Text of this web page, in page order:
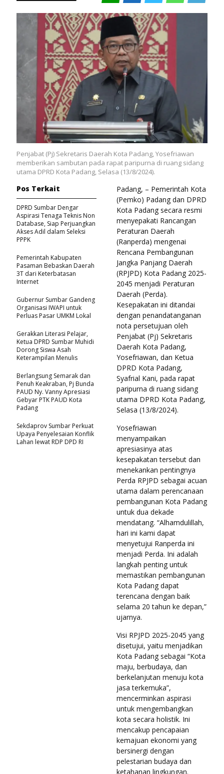
Penjabat (Pj) Sekretaris Daerah Kota Padang, Yosefriawan
memberikan sambutan pada rapat paripurna di ruang sidang
utama DPRD Kota Padang, Selasa (13/8/2024).
Padang, – Pemerintah Kota
(Pemko) Padang dan DPRD
Kota Padang secara resmi
menyepakati Rancangan
Peraturan Daerah
(Ranperda) mengenai
Rencana Pembangunan
Jangka Panjang Daerah
(RPJPD) Kota Padang 2025-
2045 menjadi Peraturan
Daerah (Perda).
Kesepakatan ini ditandai
dengan penandatanganan
nota persetujuan oleh
Penjabat (Pj) Sekretaris
Daerah Kota Padang,
Yosefriawan, dan Ketua
DPRD Kota Padang,
Syafrial Kani, pada rapat
paripurna di ruang sidang
utama DPRD Kota Padang,
Selasa (13/8/2024).
Yosefriawan
menyampaikan
apresiasinya atas
kesepakatan tersebut dan
menekankan pentingnya
Perda RPJPD sebagai acuan
utama dalam perencanaan
pembangunan Kota Padang
untuk dua dekade
mendatang. “Alhamdulillah,
hari ini kami dapat
menyetujui Ranperda ini
menjadi Perda. Ini adalah
langkah penting untuk
memastikan pembangunan
Kota Padang dapat
terencana dengan baik
selama 20 tahun ke depan,”
ujarnya.
Visi RPJPD 2025-2045 yang
disetujui, yaitu menjadikan
Kota Padang sebagai “Kota
maju, berbudaya, dan
berkelanjutan menuju kota
jasa terkemuka”,
mencerminkan aspirasi
untuk mengembangkan
kota secara holistik. Ini
mencakup pencapaian
kemajuan ekonomi yang
bersinergi dengan
pelestarian budaya dan
ketahanan lingkungan.
Pos Terkait
DPRD Sumbar Dengar
Aspirasi Tenaga Teknis Non
Database, Siap Perjuangkan
Akses Adil dalam Seleksi
PPPK
Pemerintah Kabupaten
Pasaman Bebaskan Daerah
3T dari Keterbatasan
Internet
Gubernur Sumbar Gandeng
Organisasi IWAPI untuk
Perluas Pasar UMKM Lokal
Gerakkan Literasi Pelajar,
Ketua DPRD Sumbar Muhidi
Dorong Siswa Asah
Keterampilan Menulis
Berlangsung Semarak dan
Penuh Keakraban, Pj Bunda
PAUD Ny. Vanny Apresiasi
Gebyar PTK PAUD Kota
Padang
Sekdaprov Sumbar Perkuat
Upaya Penyelesaian Konflik
Lahan lewat RDP DPD RI